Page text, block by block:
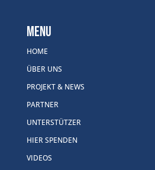
Menu
HOME
ÜBER UNS
PROJEKT & NEWS
PARTNER
UNTERSTÜTZER
HIER SPENDEN
VIDEOS